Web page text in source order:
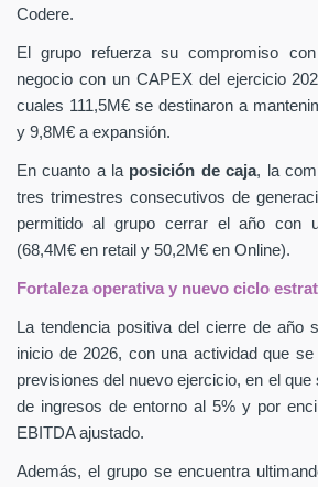
Codere.
El grupo refuerza su compromiso
negocio con un CAPEX del ejercicio
cuales 111,5M€ se destinaron a
y 9,8M€ a expansión.
En cuanto a la posición de caja, la
tres trimestres consecutivos de
permitido al grupo cerrar el año con
(68,4M€ en retail y 50,2M€ en Online).
Fortaleza operativa y nuevo ciclo
La tendencia positiva del cierre de año
inicio de 2026, con una actividad que
previsiones del nuevo ejercicio, en el
de ingresos de entorno al 5% y por
EBITDA ajustado.
Además, el grupo se encuentra